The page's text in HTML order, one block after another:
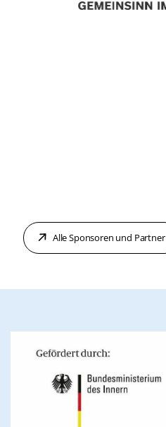
Alle Sponsoren und Partner